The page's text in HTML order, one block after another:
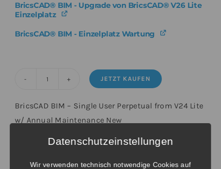
Community
BricsCAD® BIM - Upgrade von BricsCAD® V26 Lite
Einzelplatz
BricsCAD® BIM - Einzelplatz Wartung
von
JETZT KAUFEN
BricsCAD BIM – Single User Perpetual from V24 Lite
w/ Annual Maintenance New
Weitere Informationen unterVerlängerungen und Wartungsverträge
Datenschutzeinstellungen
Wir verwenden technisch notwendige Cookies auf